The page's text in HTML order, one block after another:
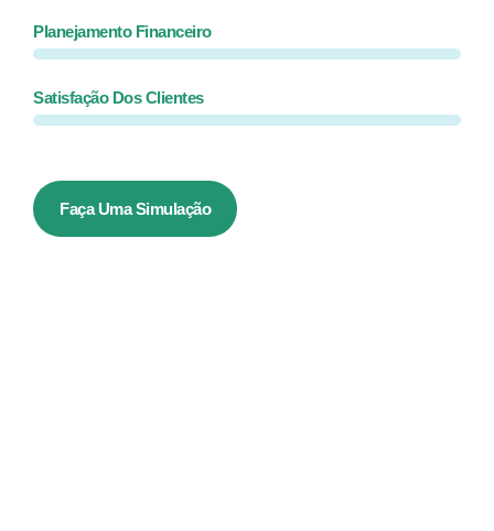
Planejamento Financeiro
Satisfação Dos Clientes
Faça Uma Simulação